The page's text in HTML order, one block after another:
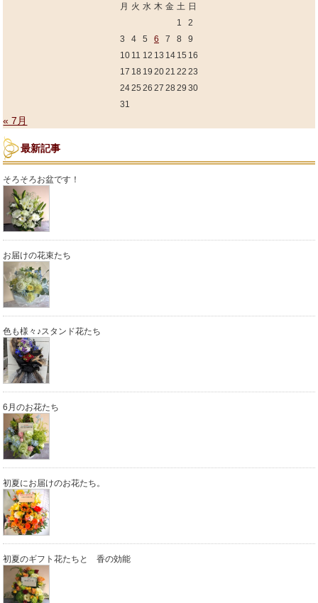
月 火 水 木 金 土 日
1
2
3
4 5 6 7 8
9
10 11 12 13 14 15 16
17 18 19 2021 22 23
2425 26 27 28 29 30
31
« 7月
最新記事
そろそろお盆です！
お届けの花束たち
色も様々♪スタンド花たち
6月のお花たち
初夏にお届けのお花たち。
初夏のギフト花たちと 香の効能